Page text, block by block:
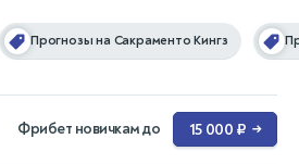
Прогнозы на Сакраменто Кингз
Фрибет новичкам до 15 000 ₽ →